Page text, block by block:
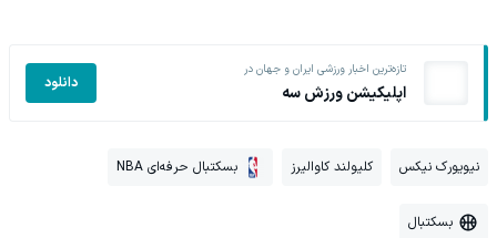
تازه‌ترین اخبار ورزشی ایران و جهان در
اپلیکیشن ورزش سه دانلود
نیویورک نیکس کلیولند کاوالیرز بسکتبال حرفه‌ای NBA
بسکتبال